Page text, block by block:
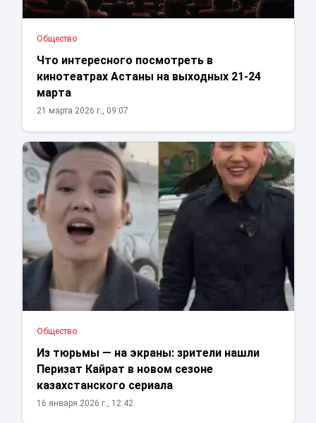
Общество
Что интересного посмотреть в
кинотеатрах Астаны на выходных 21-24
марта
21 марта 2026 г., 09:07
Общество
Из тюрьмы — на экраны: зрители нашли
Перизат Кайрат в новом сезоне
казахстанского сериала
16 января 2026 г., 12:42